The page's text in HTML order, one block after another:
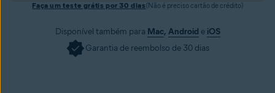
Faça um teste grátis por 30 dias(Não é preciso cartão de crédito)
Disponível também para Mac, Android e iOS
Garantia de reembolso de 30 dias